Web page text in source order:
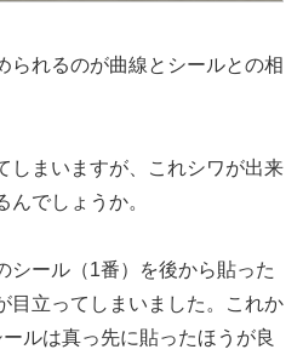
られるのが曲線とシールとの相
しまいますが、これシワが出来
でしょうか。
シール（1番）を後から貼った
目立ってしまいました。これか
ルは真っ先に貼ったほうが良